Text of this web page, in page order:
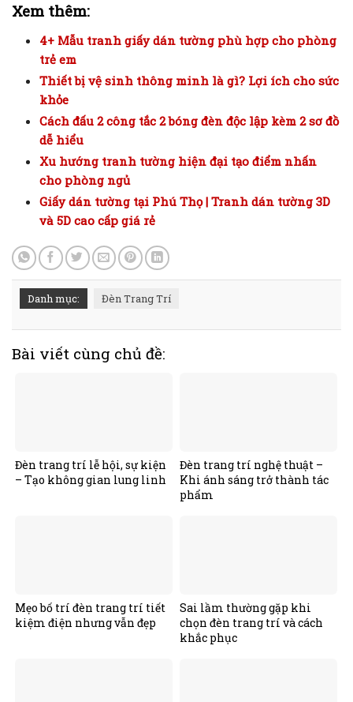
Xem thêm:
4+ Mẫu tranh giấy dán tường phù hợp cho phòng
trẻ em
Thiết bị vệ sinh thông minh là gì? Lợi ích cho sức
khỏe
Cách đấu 2 công tắc 2 bóng đèn độc lập kèm 2 sơ đồ
dễ hiểu
Xu hướng tranh tường hiện đại tạo điểm nhấn
cho phòng ngủ
Giấy dán tường tại Phú Thọ | Tranh dán tường 3D
và 5D cao cấp giá rẻ
Danh mục: Đèn Trang Trí
Bài viết cùng chủ đề:
Đèn trang trí lễ hội, sự kiện
– Tạo không gian lung linh
Đèn trang trí nghệ thuật –
Khi ánh sáng trở thành tác
phẩm
Mẹo bố trí đèn trang trí tiết
kiệm điện nhưng vẫn đẹp
Sai lầm thường gặp khi
chọn đèn trang trí và cách
khắc phục